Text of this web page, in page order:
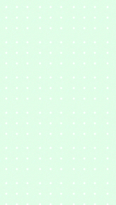
OPITEC - A